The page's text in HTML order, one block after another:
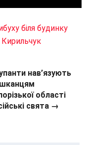
біля будинку
нав’язують
області
свята →